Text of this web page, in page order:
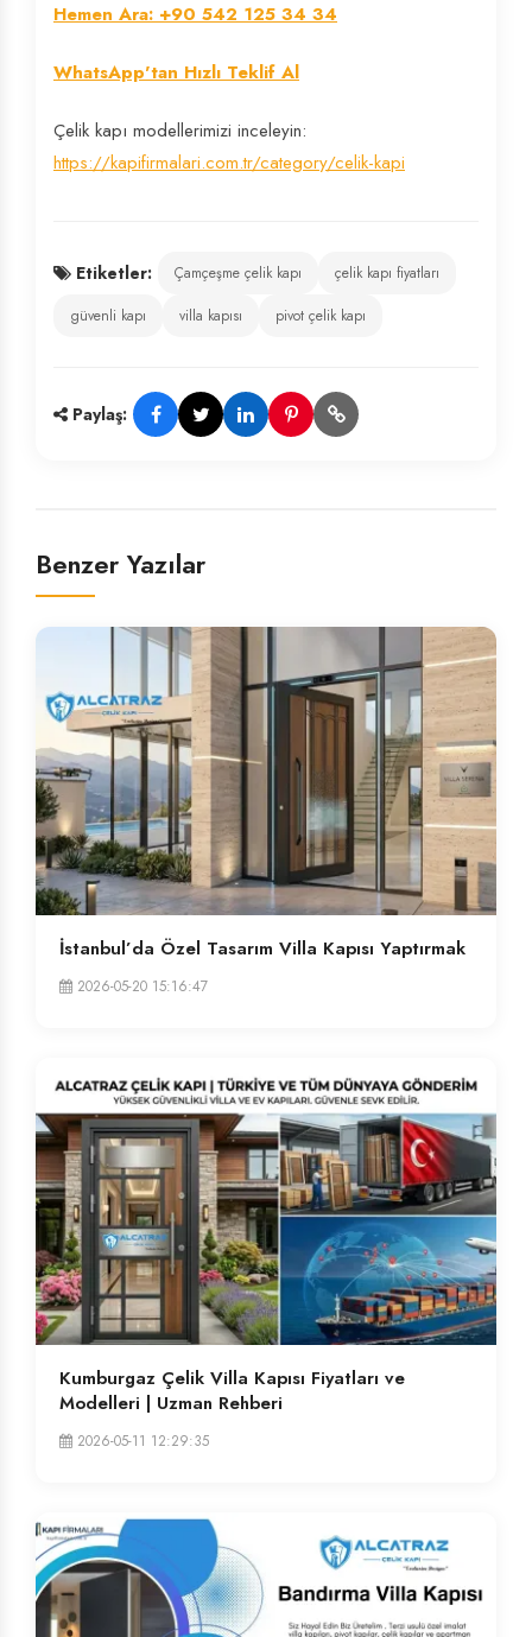
Hemen Ara: +90 542 125 34 34
WhatsApp'tan Hızlı Teklif Al
Çelik kapı modellerimizi inceleyin:
https://kapifirmalari.com.tr/category/celik-kapi
Etiketler: Çamçeşme çelik kapı
çelik kapı fiyatları
güvenli kapı
villa kapısı pivot çelik kapı
Paylaş:
Benzer Yazılar
İstanbul’da Özel Tasarım Villa Kapısı Yaptırmak
2026-05-20 15:16:47
Kumburgaz Çelik Villa Kapısı Fiyatları ve
Modelleri | Uzman Rehberi
2026-05-11 12:29:35